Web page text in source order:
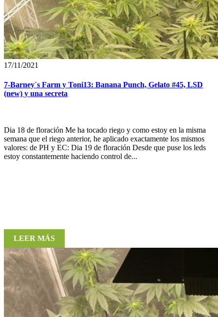
17/11/2021
7-Barney`s Farm y Toni13: Banana Punch, Gelato #45, LSD
(new) y una secreta
Dia 18 de floración Me ha tocado riego y como estoy en la misma
semana que el riego anterior, he aplicado exactamente los mismos
valores: de PH y EC: Dia 19 de floración Desde que puse los leds
estoy constantemente haciendo control de...
LEER MÁS